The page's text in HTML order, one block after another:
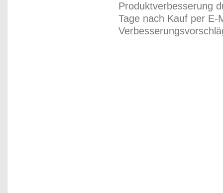
Produktverbesserung
Tage nach Kauf per E-